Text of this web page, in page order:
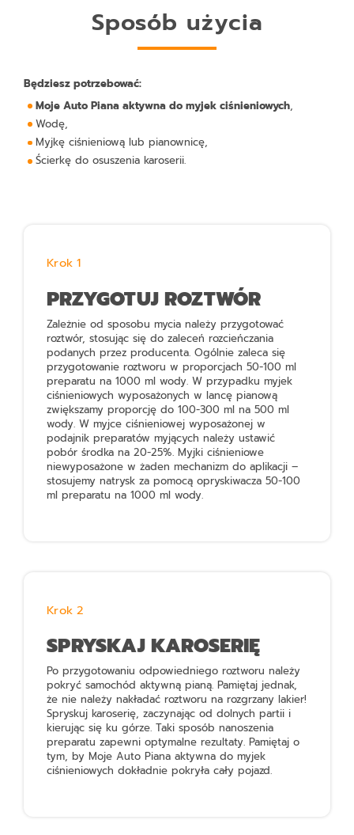
Sposób użycia
Będziesz potrzebować:
Moje Auto Piana aktywna do myjek ciśnieniowych,
Wodę,
Myjkę ciśnieniową lub pianownicę,
Ścierkę do osuszenia karoserii.
Krok 1
PRZYGOTUJ ROZTWÓR
Zależnie od sposobu mycia należy przygotować
roztwór, stosując się do zaleceń rozcieńczania
podanych przez producenta. Ogólnie zaleca się
przygotowanie roztworu w proporcjach 50-100 ml
preparatu na 1000 ml wody. W przypadku myjek
ciśnieniowych wyposażonych w lancę pianową
zwiększamy proporcję do 100-300 ml na 500 ml
wody. W myjce ciśnieniowej wyposażonej w
podajnik preparatów myjących należy ustawić
pobór środka na 20-25%. Myjki ciśnieniowe
niewyposażone w żaden mechanizm do aplikacji –
stosujemy natrysk za pomocą opryskiwacza 50-100
ml preparatu na 1000 ml wody.
Krok 2
SPRYSKAJ KAROSERIĘ
Po przygotowaniu odpowiedniego roztworu należy
pokryć samochód aktywną pianą. Pamiętaj jednak,
że nie należy nakładać roztworu na rozgrzany lakier!
Spryskuj karoserię, zaczynając od dolnych partii i
kierując się ku górze. Taki sposób nanoszenia
preparatu zapewni optymalne rezultaty. Pamiętaj o
tym, byMoje Auto Piana aktywna do myjek
ciśnieniowych dokładnie pokryła cały pojazd.